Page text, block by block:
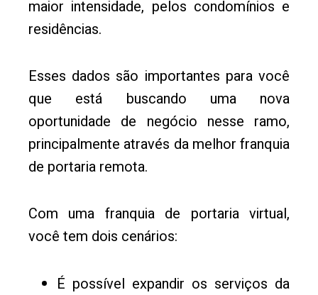
maior intensidade, pelos condomínios e
residências.
Esses dados são importantes para você
que está buscando uma nova
oportunidade de negócio nesse ramo,
principalmente através da melhor franquia
de portaria remota.
Com uma franquia de portaria virtual,
você tem dois cenários:
É possível expandir os serviços da